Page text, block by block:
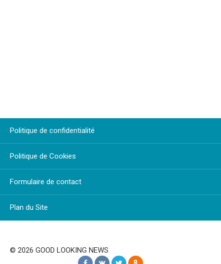
Politique de confidentialité
Politique de Cookies
Formulaire de contact
Plan du Site
© 2026 GOOD LOOKING NEWS